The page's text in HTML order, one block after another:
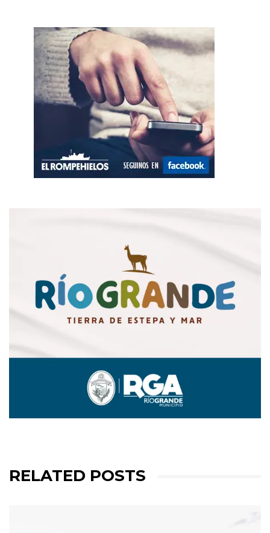
RELATED POSTS